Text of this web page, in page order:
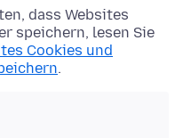
dass Websites
speichern, lesen Sie
Cookies und
.